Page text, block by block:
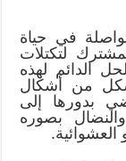
في حياة
لتكتلات
الدائم لهذه
من أشكال
بدورها إلى
بصوره
العشوائية.